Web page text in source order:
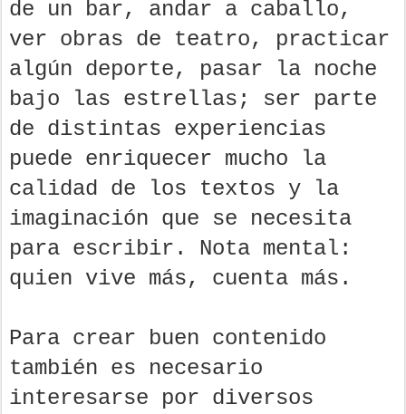
de un bar, andar a caballo,
ver obras de teatro, practicar
algún deporte, pasar la noche
bajo las estrellas; ser parte
de distintas experiencias
puede enriquecer mucho la
calidad de los textos y la
imaginación que se necesita
para escribir. Nota mental:
quien vive más, cuenta más.
Para crear buen contenido
también es necesario
interesarse por diversos